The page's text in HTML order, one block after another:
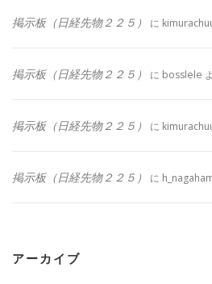
掲示板（日経先物２２５） に
掲示板（日経先物２２５） に bosslele
掲示板（日経先物２２５） に
掲示板（日経先物２２５） に
アーカイブ